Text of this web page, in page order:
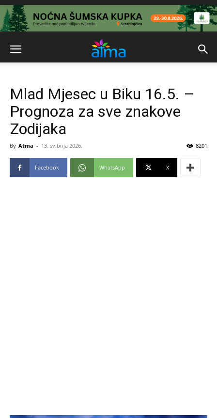
Mlad Mjesec u Biku 16.5. –
Prognoza za sve znakove
Zodijaka
By Atma - 13. svibnja 2026. 8201
Facebook WhatsApp X